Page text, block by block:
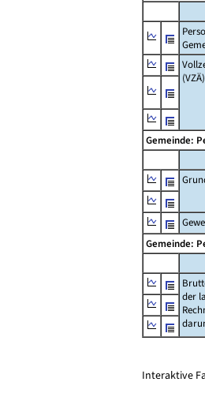
(VZÄ)
Gemeinde:
Gemeinde:
der
Interaktive